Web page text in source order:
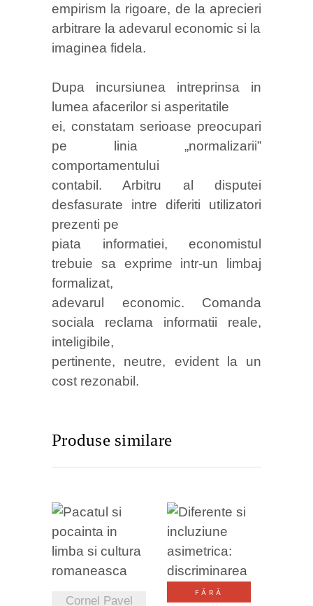
empirism la rigoare, de la aprecieri
arbitrare la adevarul economic si la
imaginea fidela.
Dupa incursiunea intreprinsa in
lumea afacerilor si asperitatile
ei, constatam serioase preocupari
pe linia „normalizarii”
comportamentului
contabil. Arbitru al disputei
desfasurate intre diferiti utilizatori
prezenti pe
piata informatiei, economistul
trebuie sa exprime intr-un limbaj
formalizat,
adevarul economic. Comanda
sociala reclama informatii reale,
inteligibile,
pertinente, neutre, evident la un
cost rezonabil.
Produse similare
Cornel Pavel
VEZI
DETALII
FĂRĂ
VEZI
DETALII